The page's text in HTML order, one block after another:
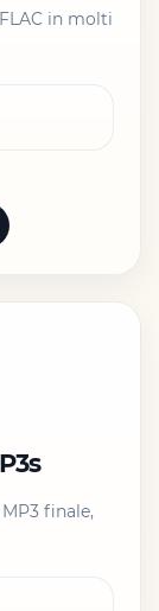
in molti
finale,